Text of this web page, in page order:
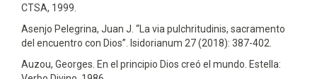
CTSA, 1999.
Asenjo Pelegrina, Juan J. “La via pulchritudinis, sacramento
del encuentro con Dios”. Isidorianum 27 (2018): 387-402.
Auzou, Georges. En el principio Dios creó el mundo. Estella: